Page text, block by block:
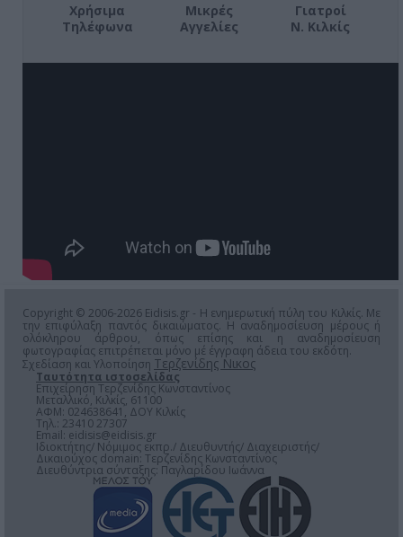
Χρήσιμα
Τηλέφωνα
Μικρές
Αγγελίες
Γιατροί
Ν. Κιλκίς
Copyright © 2006-2026 Eidisis.gr - Η ενημερωτική πύλη του Κιλκίς. Με
την επιφύλαξη παντός δικαιώματος. Η αναδημοσίευση μέρους ή
ολόκληρου άρθρου, όπως επίσης και η αναδημοσίευση
φωτογραφίας επιτρέπεται μόνο μέ έγγραφη άδεια του εκδότη.
Σχεδίαση και Υλοποίηση Τερζενίδης Νικος
Ταυτότητα ιστοσελίδας
Επιχείρηση Τερζενίδης Κωνσταντίνος
Μεταλλικό, Κιλκίς, 61100
ΑΦΜ: 024638641, ΔΟΥ Κιλκίς
Τηλ.: 23410 27307
Email: eidisis@eidisis.gr
Ιδιοκτήτης/ Νόμιμος εκπρ./ Διευθυντής/ Διαχειριστής/
Δικαιούχος domain: Τερζενίδης Κωνσταντίνος
Διευθύντρια σύνταξης: Παγλαρίδου Ιωάννα